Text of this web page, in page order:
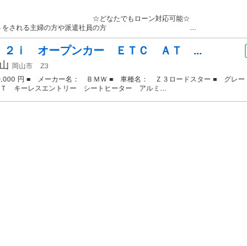
販売◯ ☆どなたでもローン対応可能☆
、パートをされる主婦の方や派遣社員の方 ...
．２ｉ オープンカー ＥＴＣ ＡＴ ...
岡山市
Z3
円 ■ メーカー名： ＢＭＷ ■ 車種名： Ｚ３ロードスター ■ グレー
キーレスエントリー シートヒーター アルミ...